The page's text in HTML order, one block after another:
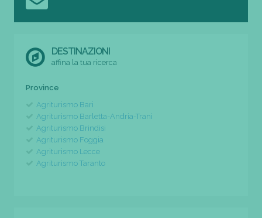
DESTINAZIONI
affina la tua ricerca
Province
Agriturismo Bari
Agriturismo Barletta-Andria-Trani
Agriturismo Brindisi
Agriturismo Foggia
Agriturismo Lecce
Agriturismo Taranto